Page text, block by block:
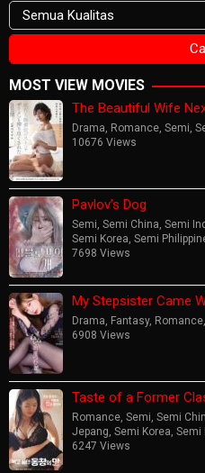
MOST VIEW MOVIES
The Beautiful Wife
Drama, Romance, Semi,
10676 Views
Pavlov’s Dog
Semi, Semi China, Semi
Semi Korea, Semi
7698 Views
My Stepsister Came
Drama, Fantasy, Romance,
6908 Views
Taste of a Former
Romance, Semi, Semi
Jepang, Semi Korea, Semi
6247 Views